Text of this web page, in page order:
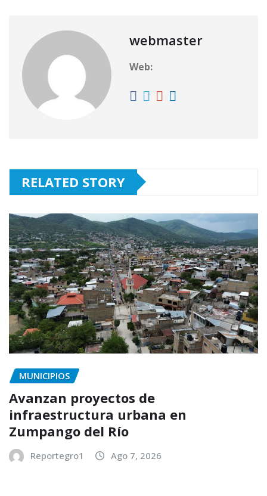
webmaster
Web:
RELATED STORY
MUNICIPIOS
Avanzan proyectos de
infraestructura urbana en
Zumpango del Río
Reportegro1 Ago 7, 2026